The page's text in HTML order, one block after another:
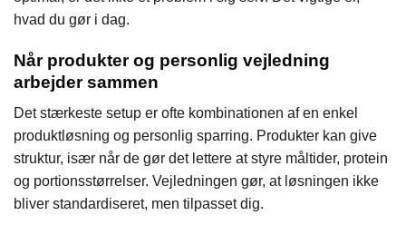
hvad du gør i dag.
Når produkter og personlig vejledning
arbejder sammen
Det stærkeste setup er ofte kombinationen af en enkel
produktløsning og personlig sparring. Produkter kan give
struktur, især når de gør det lettere at styre måltider, protein
og portionsstørrelser. Vejledningen gør, at løsningen ikke
bliver standardiseret, men tilpasset dig.